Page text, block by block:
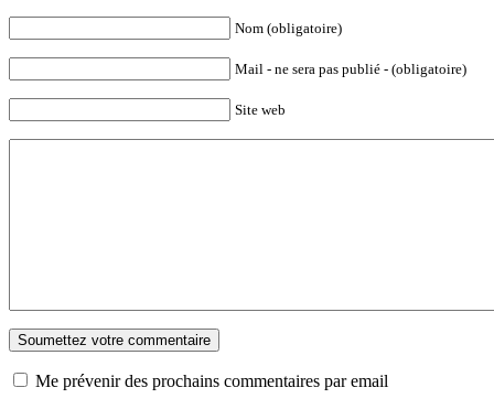
Nom (obligatoire)
Mail - ne sera pas publié - (obligatoire)
Site web
Me prévenir des prochains commentaires par email